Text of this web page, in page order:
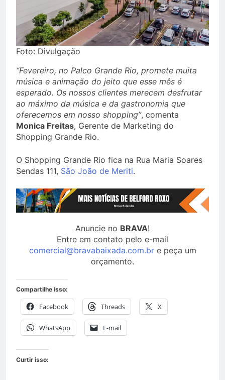
Foto: Divulgação
“Fevereiro, no Palco Grande Rio, promete muita
música e animação do jeito que esse mês é
esperado. Os nossos clientes merecem desfrutar
ao máximo da música e da gastronomia que
oferecemos em nosso shopping”, comenta
Monica Freitas, Gerente de Marketing do
Shopping Grande Rio.
O Shopping Grande Rio fica na Rua Maria Soares
Sendas 111, São João de Meriti.
Anuncie no BRAVA!
Entre em contato pelo e-mail
comercial@bravabaixada.com.bre peça um
orçamento.
Compartilhe isso:
Facebook Threads X
WhatsApp E-mail
Curtir isso: